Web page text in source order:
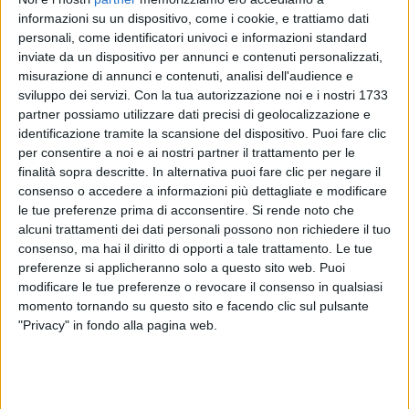
informazioni su un dispositivo, come i cookie, e trattiamo dati
personali, come identificatori univoci e informazioni standard
inviate da un dispositivo per annunci e contenuti personalizzati,
misurazione di annunci e contenuti, analisi dell'audience e
sviluppo dei servizi. Con la tua autorizzazione noi e i nostri 1733
partner possiamo utilizzare dati precisi di geolocalizzazione e
identificazione tramite la scansione del dispositivo. Puoi fare clic
per consentire a noi e ai nostri partner il trattamento per le
finalità sopra descritte. In alternativa puoi fare clic per negare il
consenso o accedere a informazioni più dettagliate e modificare
le tue preferenze prima di acconsentire. Si rende noto che
alcuni trattamenti dei dati personali possono non richiedere il tuo
consenso, ma hai il diritto di opporti a tale trattamento. Le tue
preferenze si applicheranno solo a questo sito web. Puoi
modificare le tue preferenze o revocare il consenso in qualsiasi
momento tornando su questo sito e facendo clic sul pulsante
"Privacy" in fondo alla pagina web.
La prima parte dei festeggiamenti di Alessandra si è
già svolta questa notte, insieme ad alcune delle
persone a lei più care: l’artista ha stappato lo
spumante e ha soffiato sulle candeline in un tripudio
di canti e di abbracci.
COMPLEANNO DI ALESSANDRA
AMOROSO